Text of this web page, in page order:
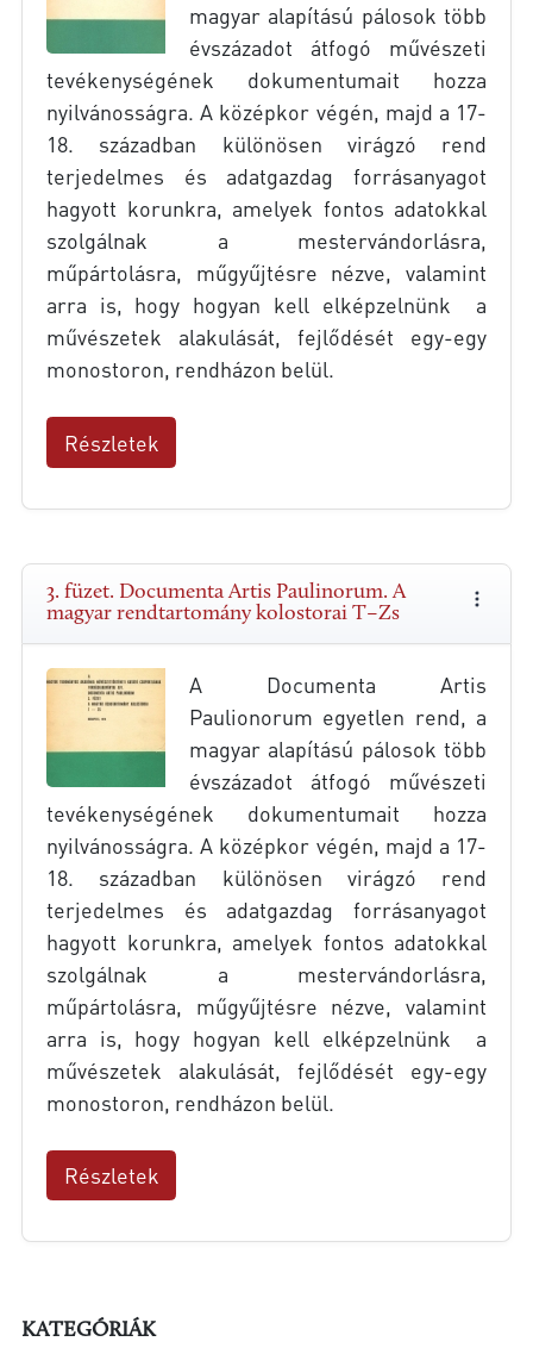
magyar alapítású pálosok több
évszázadot átfogó művészeti
tevékenységének dokumentumait hozza
nyilvánosságra. A középkor végén, majd a 17-
18. században különösen virágzó rend
terjedelmes és adatgazdag forrásanyagot
hagyott korunkra, amelyek fontos adatokkal
szolgálnak a mestervándorlásra,
műpártolásra, műgyűjtésre nézve, valamint
arra is, hogy hogyan kell elképzelnünk a
művészetek alakulását, fejlődését egy-egy
monostoron, rendházon belül.
Részletek
3. füzet. Documenta Artis Paulinorum. A
magyar rendtartomány kolostorai T–Zs
A Documenta Artis
Paulionorum egyetlen rend, a
magyar alapítású pálosok több
évszázadot átfogó művészeti
tevékenységének dokumentumait hozza
nyilvánosságra. A középkor végén, majd a 17-
18. században különösen virágzó rend
terjedelmes és adatgazdag forrásanyagot
hagyott korunkra, amelyek fontos adatokkal
szolgálnak a mestervándorlásra,
műpártolásra, műgyűjtésre nézve, valamint
arra is, hogy hogyan kell elképzelnünk a
művészetek alakulását, fejlődését egy-egy
monostoron, rendházon belül.
Részletek
KATEGÓRIÁK